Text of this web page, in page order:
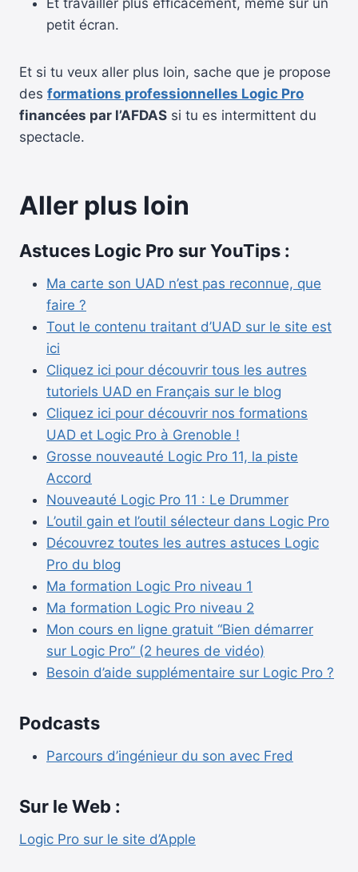
petit écran.
Et si tu veux aller plus loin, sache que je propose
des formations professionnelles Logic Pro
financées par l’AFDAS si tu es intermittent du
spectacle.
Aller plus loin
Astuces Logic Pro sur YouTips :
Ma carte son UAD n’est pas reconnue, que
faire ?
Tout le contenu traitant d’UAD sur le site est
ici
Cliquez ici pour découvrir tous les autres
tutoriels UAD en Français sur le blog
Cliquez ici pour découvrir nos formations
UAD et Logic Pro à Grenoble !
Grosse nouveauté Logic Pro 11, la piste
Accord
Nouveauté Logic Pro 11 : Le Drummer
L’outil gain et l’outil sélecteur dans Logic Pro
Découvrez toutes les autres astuces Logic
Pro du blog
Ma formation Logic Pro niveau 1
Ma formation Logic Pro niveau 2
Mon cours en ligne gratuit “Bien démarrer
sur Logic Pro” (2 heures de vidéo)
Besoin d’aide supplémentaire sur Logic Pro ?
Podcasts
Parcours d’ingénieur du son avec Fred
Sur le Web :
Logic Pro sur le site d’Apple